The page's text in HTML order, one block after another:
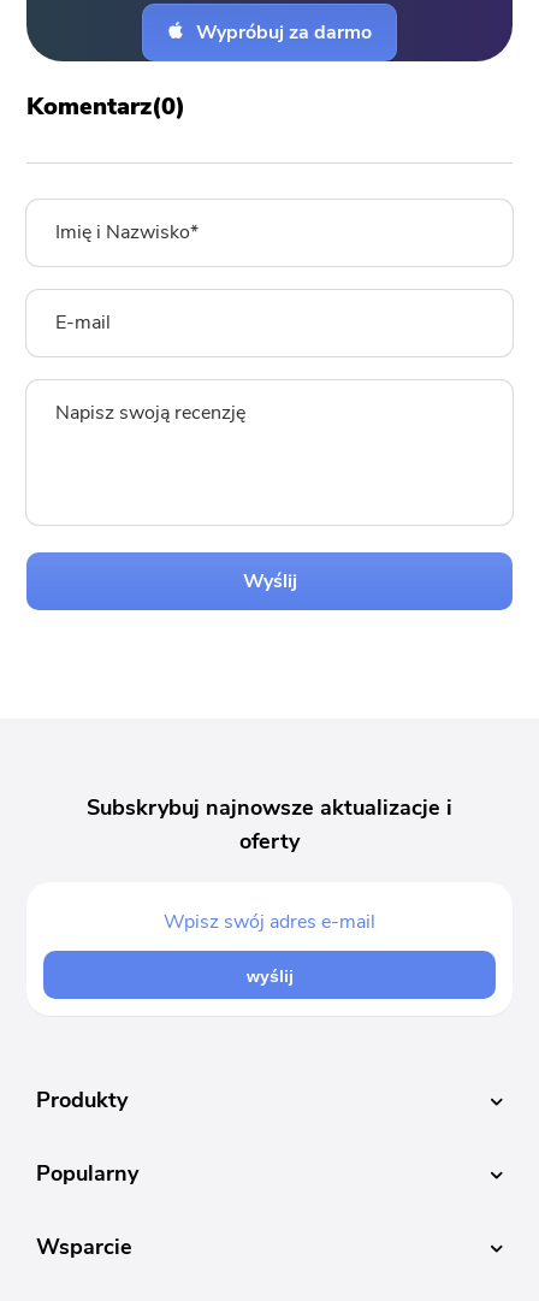
Wypróbuj za darmo
Komentarz(0)
Wyślij
Subskrybuj najnowsze aktualizacje i
oferty
wyślij
Produkty
Popularny
Wsparcie